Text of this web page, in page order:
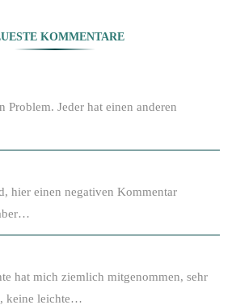
KOMMENTARE
Problem. Jeder hat einen anderen
hier einen negativen Kommentar
hat mich ziemlich mitgenommen, sehr
keine leichte…